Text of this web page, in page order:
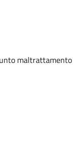
maltrattamento